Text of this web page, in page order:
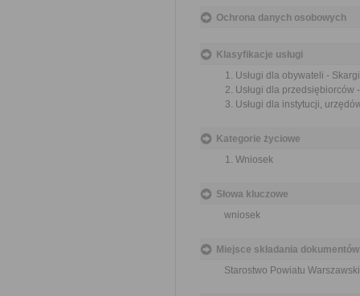
Ochrona danych osobowych
Klasyfikacje usługi
Usługi dla obywateli -
Usługi dla przedsiębiorców
Usługi dla instytucji,
Kategorie życiowe
Wniosek
Słowa kluczowe
wniosek
Miejsce składania dokumentów
Starostwo Powiatu